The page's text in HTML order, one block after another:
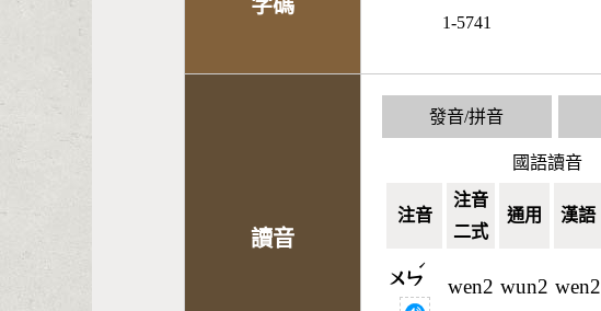
字碼
1-5741
讀音
發音/拼音
國語讀音
注音
注音
二式
通用 漢語
ㄨㄣ
ˊ
wen2 wun2 wen2